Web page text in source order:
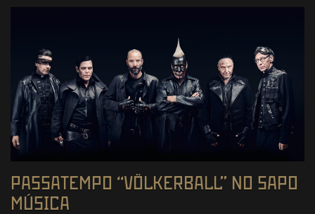
PASSATEMPO “VÖLKERBALL” NO SAPO
MÚSICA